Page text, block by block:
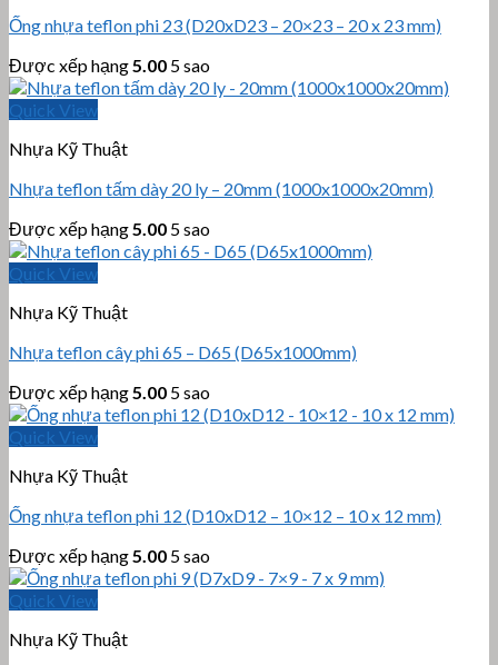
Ống nhựa teflon phi 23 (D20xD23 – 20×23 – 20 x 23 mm)
Được xếp hạng 5.00 5 sao
Quick View
Nhựa Kỹ Thuật
Nhựa teflon tấm dày 20 ly – 20mm (1000x1000x20mm)
Được xếp hạng 5.00 5 sao
Quick View
Nhựa Kỹ Thuật
Nhựa teflon cây phi 65 – D65 (D65x1000mm)
Được xếp hạng 5.00 5 sao
Quick View
Nhựa Kỹ Thuật
Ống nhựa teflon phi 12 (D10xD12 – 10×12 – 10 x 12 mm)
Được xếp hạng 5.00 5 sao
Quick View
Nhựa Kỹ Thuật